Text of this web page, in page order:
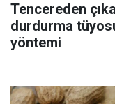
Tencereden
durdurma
yöntemi